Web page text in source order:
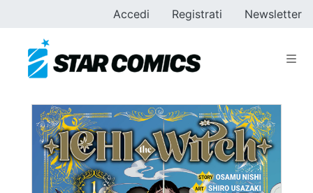
Accedi Registrati Newsletter